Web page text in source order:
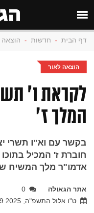
דף הבית - חדשות - הוצאה
הוצאה לאור
לקראת ו'
המלך ז'
בקשר עם וא"ו תשרי
חוברת ז' המכיל
אדמו"ר מלך המשיח
אתר הגאולה
0
ט"ו אלול התשפ"ה, 08.09.2025, 07:54